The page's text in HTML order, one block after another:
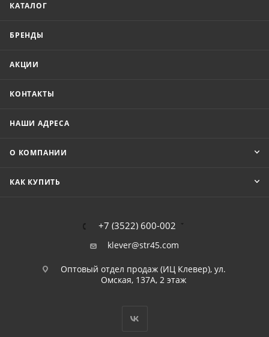
КАТАЛОГ
БРЕНДЫ
АКЦИИ
КОНТАКТЫ
НАШИ АДРЕСА
О КОМПАНИИ
КАК КУПИТЬ
+7 (3522) 600-002
klever@str45.com
Оптовый отдел продаж (ИЦ Клевер), ул.
Омская, 137А, 2 этаж